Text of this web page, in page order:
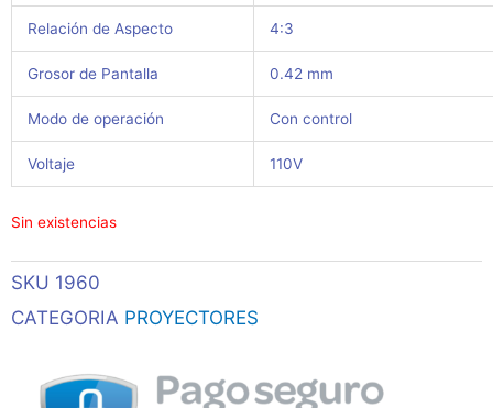
Relación de Aspecto 4:3
Grosor de Pantalla 0.42 mm
Modo de operación Con control
Voltaje 110V
Sin existencias
SKU 1960
CATEGORIA PROYECTORES